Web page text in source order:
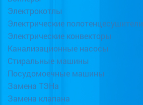
Электрокотлы
Электрические полотенцесушители
Электрические конвекторы
Канализационные насосы
Стиральные машины
Посудомоечные машины
Замена ТЭНа
Замена клапана